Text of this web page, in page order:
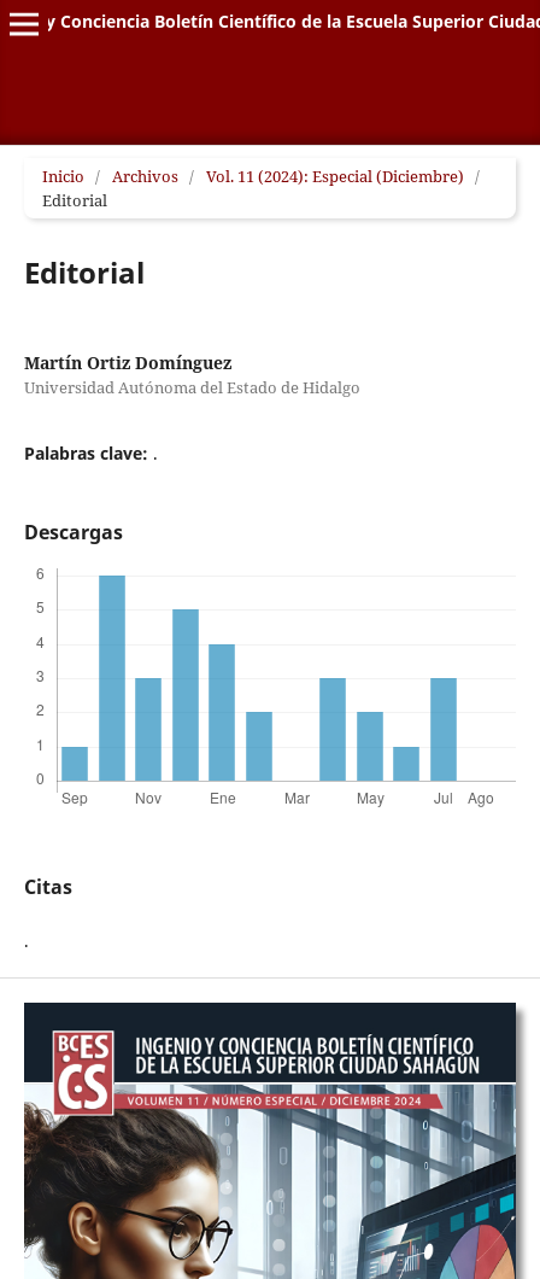
y Conciencia Boletín Científico de la Escuela Superior
Inicio / Archivos / Vol. 11 (2024): Especial (Diciembre) /
Editorial
Editorial
Martín Ortiz Domínguez
Universidad Autónoma del Estado de Hidalgo
Palabras clave: .
Descargas
Citas
.